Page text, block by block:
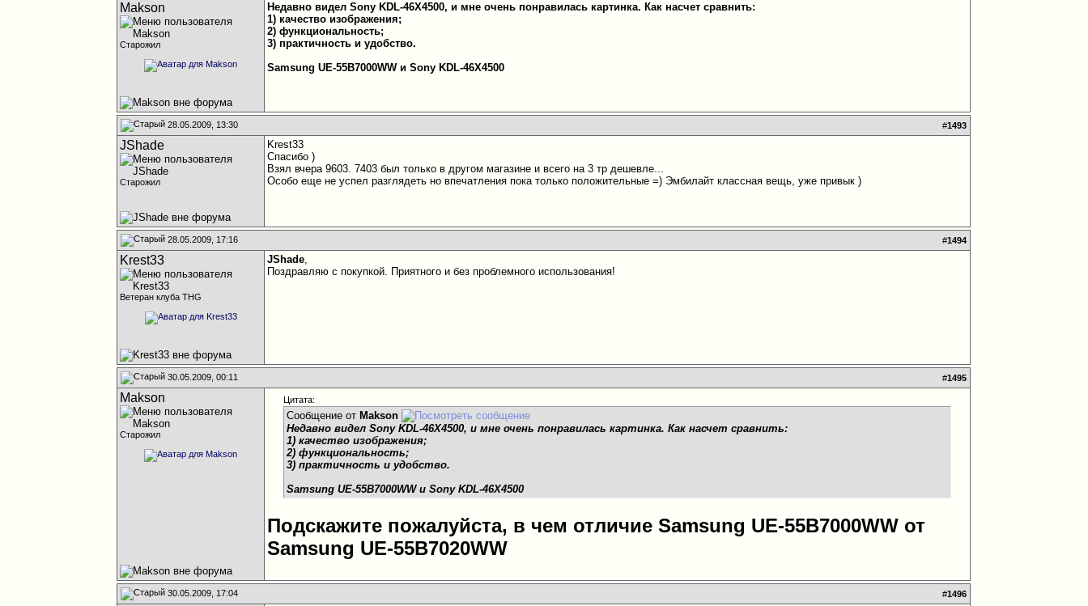
Makson
Старожил
Недавно видел Sony KDL-46X4500, и мне очень понравилась картинка. Как насчет сравнить:
1) качество изображения;
2) функциональность;
3) практичность и удобство.
Samsung UE-55B7000WW и Sony KDL-46X4500
28.05.2009, 13:30 #1493
JShade
Старожил
Krest33
Спасибо )
Взял вчера 9603. 7403 был только в другом магазине и всего на 3 тр дешевле...
Особо еще не успел разглядеть но впечатления пока только положительные =) Эмбилайт классная вещь, уже привык )
28.05.2009, 17:16 #1494
Krest33
Ветеран клуба THG
JShade,
Поздравляю с покупкой. Приятного и без проблемного использования!
30.05.2009, 00:11 #1495
Makson
Старожил
Цитата:
Сообщение от Makson
Недавно видел Sony KDL-46X4500, и мне очень понравилась картинка. Как насчет сравнить:
1) качество изображения;
2) функциональность;
3) практичность и удобство.
Samsung UE-55B7000WW и Sony KDL-46X4500
Подскажите пожалуйста, в чем отличие Samsung UE-55B7000WW от
Samsung UE-55B7020WW
30.05.2009, 17:04 #1496